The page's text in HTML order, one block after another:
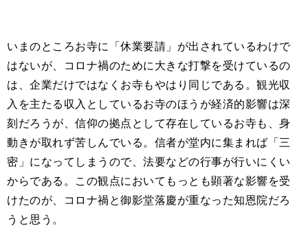
いまのところお寺に「休業要請」が出されているわけで
はないが、コロナ禍のために大きな打撃を受けているの
は、企業だけではなくお寺もやはり同じである。観光収
入を主たる収入としているお寺のほうが経済的影響は深
刻だろうが、信仰の拠点として存在しているお寺も、身
動きが取れず苦しんでいる。信者が堂内に集まれば「三
密」になってしまうので、法要などの行事が行いにくい
からである。この観点においてもっとも顕著な影響を受
けたのが、コロナ禍と御影堂落慶が重なった知恩院だろ
うと思う。